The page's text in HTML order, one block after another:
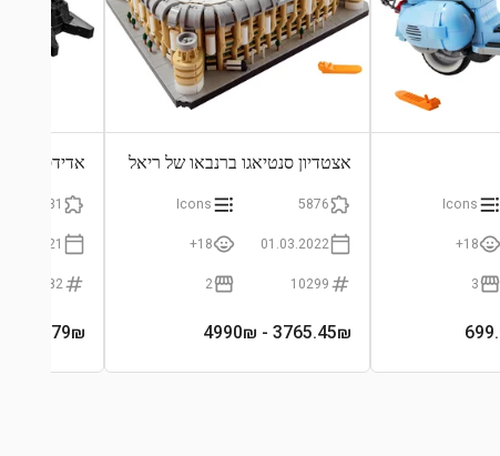
Icons
18+
3
אצטדיון סנטיאגו ברנבאו של ריאל
5876
Icons
01.03.2022
18+
10299
2
3765.45₪
- 4990₪
אדידס
731
10282
446.79₪